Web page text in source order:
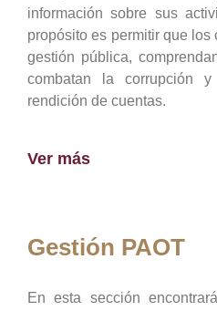
información sobre sus
propósito es permitir que
gestión pública,
combatan la corrupción
rendición de cuentas.
Ver más
Gestión PAOT
En esta sección